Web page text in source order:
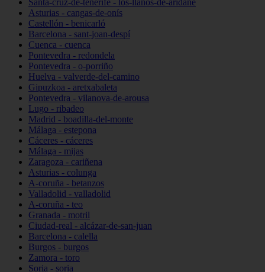
Santa-cruz-de-tenerife - los-llanos-de-aridane
Asturias - cangas-de-onís
Castellón - benicarló
Barcelona - sant-joan-despí
Cuenca - cuenca
Pontevedra - redondela
Pontevedra - o-porriño
Huelva - valverde-del-camino
Gipuzkoa - aretxabaleta
Pontevedra - vilanova-de-arousa
Lugo - ribadeo
Madrid - boadilla-del-monte
Málaga - estepona
Cáceres - cáceres
Málaga - mijas
Zaragoza - cariñena
Asturias - colunga
A-coruña - betanzos
Valladolid - valladolid
A-coruña - teo
Granada - motril
Ciudad-real - alcázar-de-san-juan
Barcelona - calella
Burgos - burgos
Zamora - toro
Soria - soria